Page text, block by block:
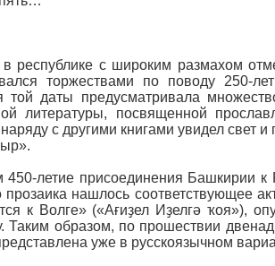
республике с широким размахом
торжествами по поводу 250-
той даты предусматривала
литературы, посвященной
с другими книгами увидел свет
летие присоединения Башкирии к
прозаика нашлось соответствующее
к Волге» («Ағиҙел Иҙелгә ҡоя»),
Таким образом, по прошествии
уже в русскоязычном